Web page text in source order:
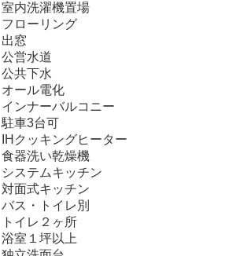
室内洗濯機置場
フローリング
出窓
公営水道
公共下水
オール電化
インナーバルコニー
駐車3台可
IHクッキングヒーター
食器洗い乾燥機
システムキッチン
対面式キッチン
バス・トイレ別
トイレ２ヶ所
浴室１坪以上